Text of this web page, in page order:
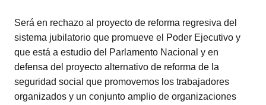
Será en rechazo al proyecto de reforma regresiva del
sistema jubilatorio que promueve el Poder Ejecutivo y
que está a estudio del Parlamento Nacional y en
defensa del proyecto alternativo de reforma de la
seguridad social que promovemos los trabajadores
organizados y un conjunto amplio de organizaciones